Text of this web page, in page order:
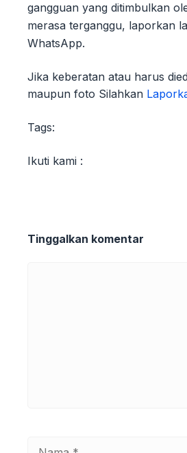
gangguan yang ditimbulkan
merasa terganggu, laporkan
WhatsApp.
Jika keberatan atau harus
maupun foto Silahkan
Tags:
Ikuti kami :
Tinggalkan komentar